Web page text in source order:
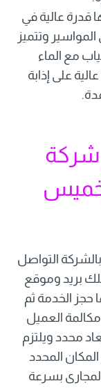
قدرة عالية في
وتتميز
مع الماء
على إذابة
شركة
التواصل
بريد وموقع
حجز الخدمة ثم
العميل
محدد ويلتزم
المحدد
بسرعة